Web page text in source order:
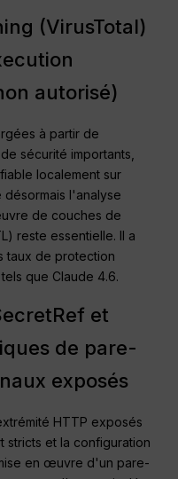
(VirusTotal)
autorisé)
à partir de
sécurité importants,
localement sur
désormais l'analyse
de couches de
reste essentielle. Il a
taux de protection
que Claude 4.6.
et
de pare-
exposés
HTTP exposés
stricts et la configuration
en œuvre d'un pare-